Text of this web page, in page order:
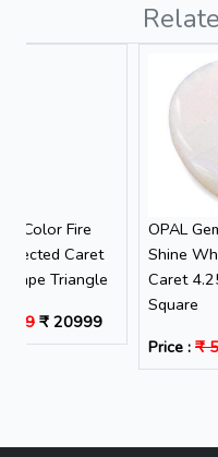
Color Fire
Caret
Triangle
₹ 20999
OPAL
Shine
Caret
Square
Price : ₹